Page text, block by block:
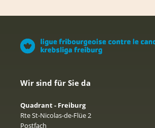
Wir sind für Sie da
Quadrant - Freiburg
Rte St-Nicolas-de-Flüe 2
Postfach